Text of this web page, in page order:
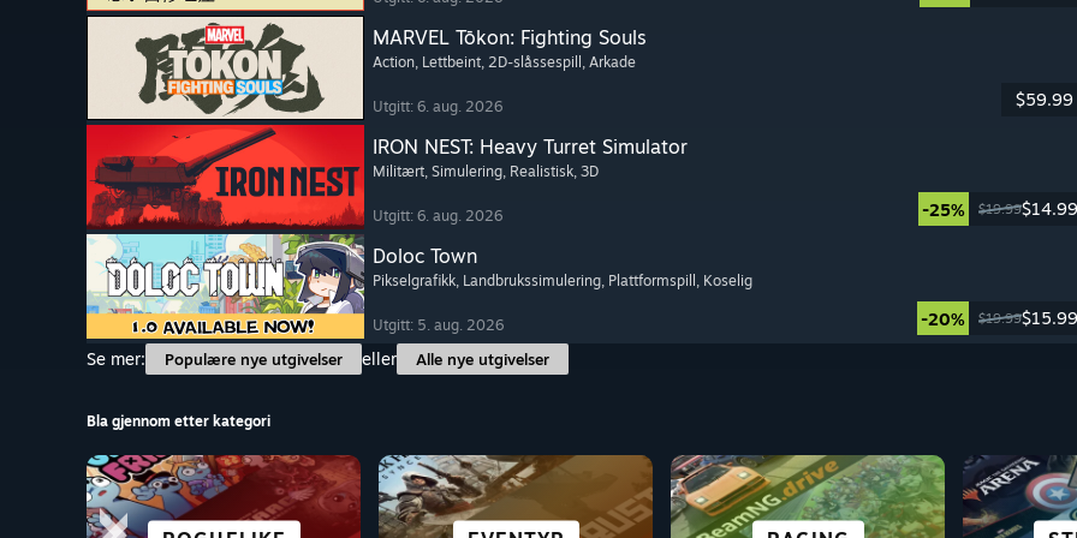
MARVEL Tōkon: Fighting Souls
Action, Lettbeint, 2D-slåssespill , Arkade
Utgitt: 6. aug. 2026 $59.99
IRON NEST: Heavy Turret Simulator
Militært, Simulering, Realistisk, 3D
Utgitt: 6. aug. 2026 -25% $19.99$14.99
Doloc Town
Pikselgrafikk, Landbrukssimulering, Plattformspill , Koselig
Utgitt: 5. aug. 2026 -20% $19.99$15.99
Se mer:
Populære nye utgivelser eller Alle nye utgivelser
Bla gjennom etter kategori
SCI-FI OG
VIRTUELL